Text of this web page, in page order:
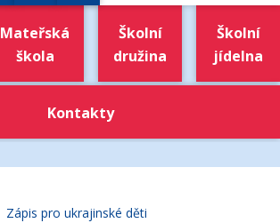
Mateřská
škola
Školní
družina
Školní
jídelna
Kontakty
a mateřská škola Tasov
Zápis pro ukrajinské děti